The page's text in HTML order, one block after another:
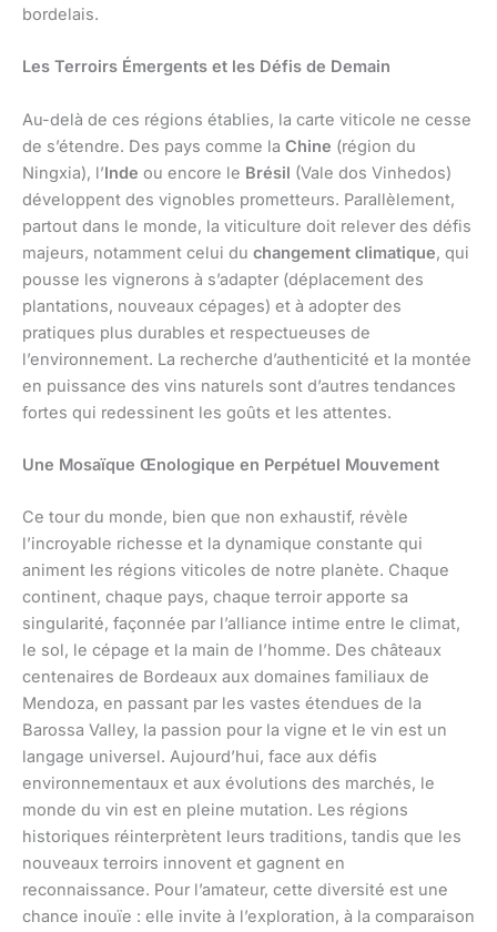
bordelais.
Les Terroirs Émergents et les Défis de Demain
Au-delà de ces régions établies, la carte viticole ne cesse
de s’étendre. Des pays comme la Chine (région du
Ningxia), l’Inde ou encore le Brésil (Vale dos Vinhedos)
développent des vignobles prometteurs. Parallèlement,
partout dans le monde, la viticulture doit relever des défis
majeurs, notamment celui du changement climatique, qui
pousse les vignerons à s’adapter (déplacement des
plantations, nouveaux cépages) et à adopter des
pratiques plus durables et respectueuses de
l’environnement. La recherche d’authenticité et la montée
en puissance des vins naturels sont d’autres tendances
fortes qui redessinent les goûts et les attentes.
Une Mosaïque Œnologique en Perpétuel Mouvement
Ce tour du monde, bien que non exhaustif, révèle
l’incroyable richesse et la dynamique constante qui
animent les régions viticoles de notre planète. Chaque
continent, chaque pays, chaque terroir apporte sa
singularité, façonnée par l’alliance intime entre le climat,
le sol, le cépage et la main de l’homme. Des châteaux
centenaires de Bordeaux aux domaines familiaux de
Mendoza, en passant par les vastes étendues de la
Barossa Valley, la passion pour la vigne et le vin est un
langage universel. Aujourd’hui, face aux défis
environnementaux et aux évolutions des marchés, le
monde du vin est en pleine mutation. Les régions
historiques réinterprètent leurs traditions, tandis que les
nouveaux terroirs innovent et gagnent en
reconnaissance. Pour l’amateur, cette diversité est une
chance inouïe : elle invite à l’exploration, à la comparaison